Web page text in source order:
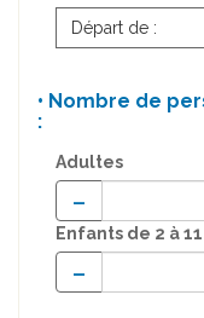
Départ de :
• Nombre de
:
Adultes
-
Enfants de 2 à
-